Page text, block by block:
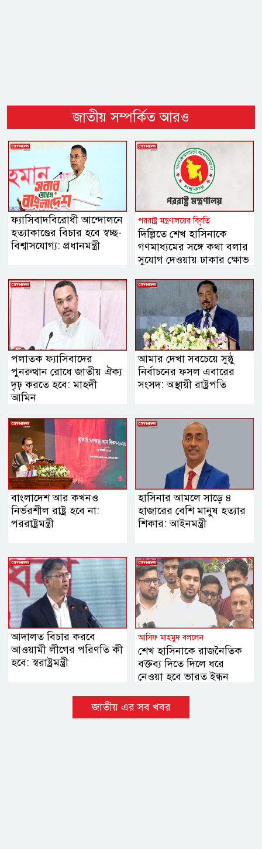
জাতীয় সম্পর্কিত আরও
ফ্যাসিবাদবিরোধী আন্দোলনে
হত্যাকাণ্ডের বিচার হবে স্বচ্ছ-
বিশ্বাসযোগ্য: প্রধানমন্ত্রী
পররাষ্ট্র মন্ত্রণালয়ের বিবৃতি
দিল্লিতে শেখ হাসিনাকে
গণমাধ্যমের সঙ্গে কথা বলার
সুযোগ দেওয়ায় ঢাকার ক্ষোভ
পলাতক ফ্যাসিবাদের
পুনরুত্থান রোধে জাতীয় ঐক্য
দৃঢ় করতে হবে: মাহদী
আমিন
আমার দেখা সবচেয়ে সুষ্ঠু
নির্বাচনের ফসল এবারের
সংসদ: অস্থায়ী রাষ্ট্রপতি
বাংলাদেশ আর কখনও
নির্ভরশীল রাষ্ট্র হবে না:
পররাষ্ট্রমন্ত্রী
হাসিনার আমলে সাড়ে ৪
হাজারের বেশি মানুষ হত্যার
শিকার: আইনমন্ত্রী
আদালত বিচার করবে
আওয়ামী লীগের পরিণতি কী
হবে: স্বরাষ্ট্রমন্ত্রী
আসিফ মাহমুদ বললেন
শেখ হাসিনাকে রাজনৈতিক
বক্তব্য দিতে দিলে ধরে
নেওয়া হবে ভারত ইন্ধন
জাতীয় এর সব খবর